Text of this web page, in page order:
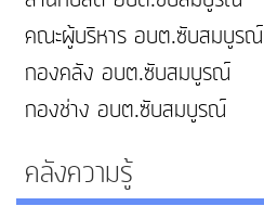
คณะผู้บริหาร อบต.ซับสมบูรณ์
กองคลัง อบต.ซับสมบูรณ์
กองช่าง อบต.ซับสมบูรณ์
คลังความรู้